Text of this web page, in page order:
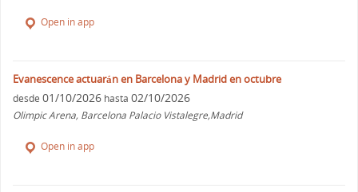
Open in app
Evanescence actuarán en Barcelona y Madrid en octubre
desde 01/10/2026 hasta 02/10/2026
Olimpic Arena, Barcelona Palacio Vistalegre,Madrid
Open in app